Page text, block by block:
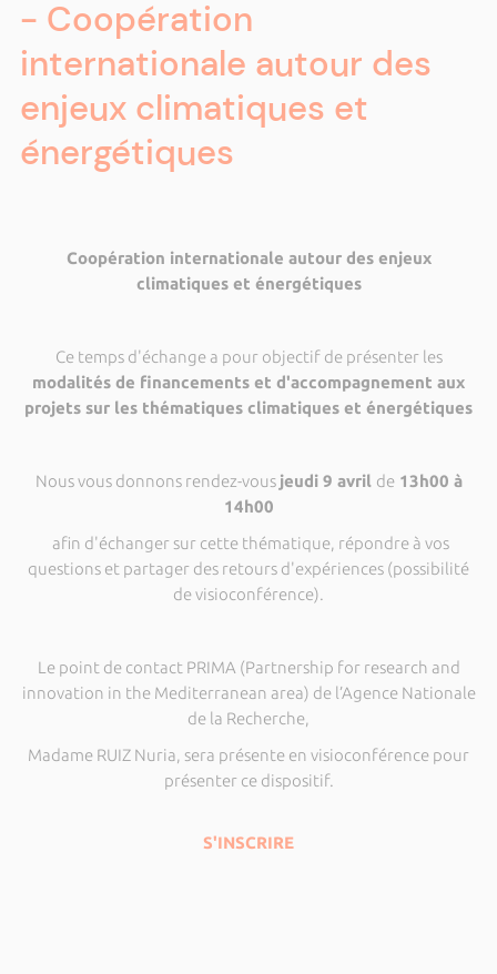
- Coopération
internationale autour des
enjeux climatiques et
énergétiques
Coopération internationale autour des enjeux
climatiques et énergétiques
Ce temps d'échange a pour objectif de présenter les
modalités de financements et d'accompagnement aux
projets sur les thématiques climatiques et énergétiques
Nous vous donnons rendez-vous jeudi 9 avril de13h00 à
14h00
afin d'échanger sur cette thématique, répondre à vos
questions et partager des retours d'expériences (possibilité
de visioconférence).
Le point de contact PRIMA (Partnership for research and
innovation in the Mediterranean area) de l’Agence Nationale
de la Recherche,
Madame RUIZ Nuria, sera présente en visioconférence pour
présenter ce dispositif.
S'INSCRIRE